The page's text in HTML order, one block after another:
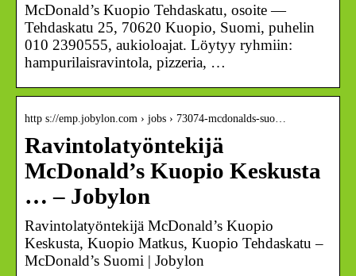
McDonald’s Kuopio Tehdaskatu, osoite —
Tehdaskatu 25, 70620 Kuopio, Suomi, puhelin
010 2390555, aukioloajat. Löytyy ryhmiin:
hampurilaisravintola, pizzeria, …
http s://emp.jobylon.com › jobs › 73074-mcdonalds-suo…
Ravintolatyöntekijä
McDonald’s Kuopio Keskusta
… – Jobylon
Ravintolatyöntekijä McDonald’s Kuopio
Keskusta, Kuopio Matkus, Kuopio Tehdaskatu –
McDonald’s Suomi | Jobylon